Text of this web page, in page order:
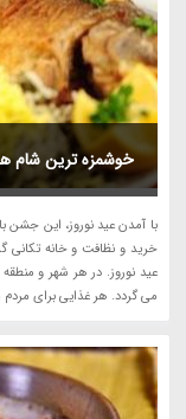
خوشمزه ترین شام
با آمدن عید نوروز، این جشن
خرید و نظافت و خانه تکانی
عید نوروز. در هر شهر و
می گردد. هر غذایی برای مردم